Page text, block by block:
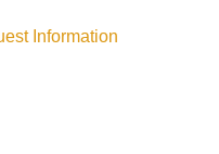
Information